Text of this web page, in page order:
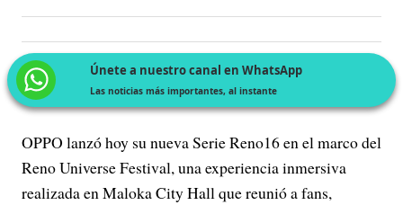
Únete a nuestro canal en WhatsApp
Las noticias más importantes, al instante
OPPO lanzó hoy su nueva Serie Reno16 en el marco del
Reno Universe Festival, una experiencia inmersiva
realizada en Maloka City Hall que reunió a fans,